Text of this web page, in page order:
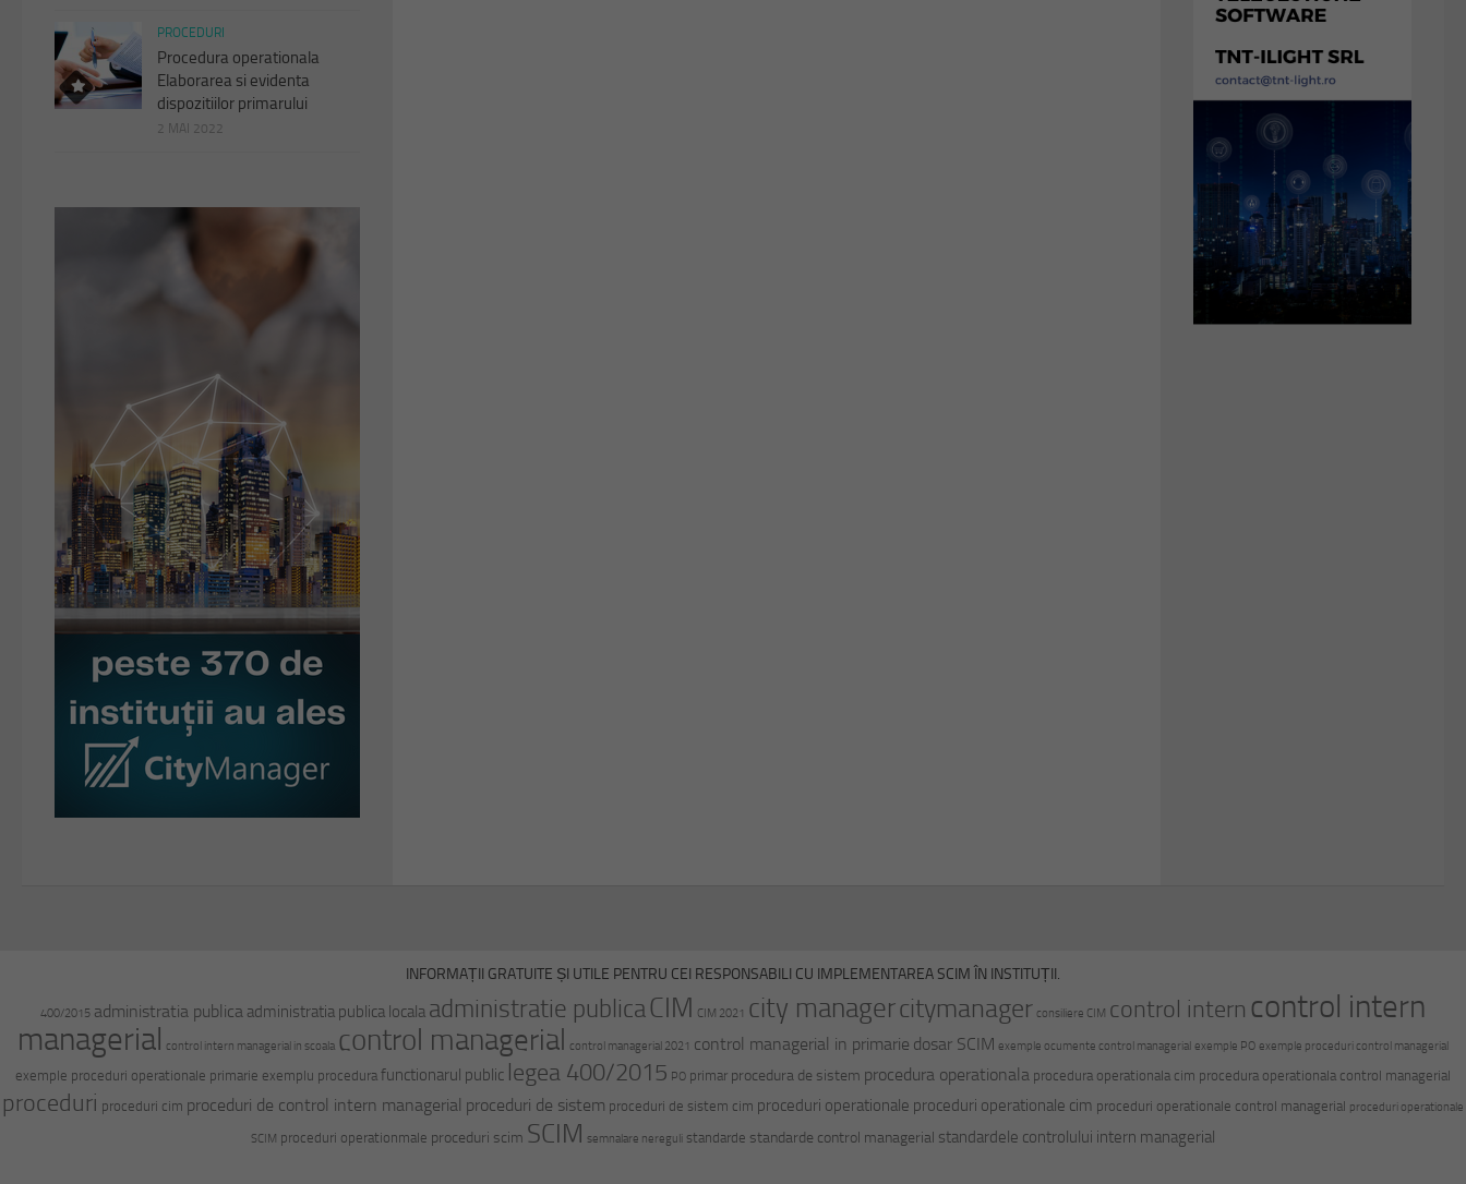
PROCEDURI
Procedura operationala
Elaborarea si evidenta
dispozitiilor primarului
2 MAI 2022
INFORMAȚII GRATUITE ȘI UTILE PENTRU CEI RESPONSABILI CU IMPLEMENTAREA SCIM ÎN INSTITUȚII.
400/2015 administratia publica administratia publica locala administratie publicaCIM CIM 2021 city managercitymanager consiliere CIM control intern control intern
managerial control intern managerial in scoala control managerial control managerial 2021 control managerial in primarie dosar SCIM exemple ocumente control managerial exemple PO exemple proceduri control managerial
exemple proceduri operationale primarie exemplu procedura functionarul public legea 400/2015 PO primar procedura de sistem procedura operationala procedura operationala cim procedura operationala control managerial
proceduri proceduri cim proceduri de control intern managerial proceduri de sistem proceduri de sistem cim proceduri operationale proceduri operationale cim proceduri operationale control managerial proceduri operationale
SCIM proceduri operationmale proceduri scim SCIM semnalare nereguli standarde standarde control managerial standardele controlului intern managerial